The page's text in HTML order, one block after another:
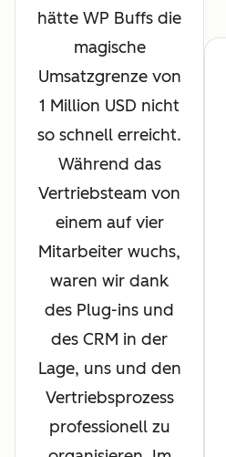
hätte WP Buffs die
magische
Umsatzgrenze von
1 Million USD nicht
so schnell erreicht.
Während das
Vertriebsteam von
einem auf vier
Mitarbeiter wuchs,
waren wir dank
des Plug-ins und
des CRM in der
Lage, uns und den
Vertriebsprozess
professionell zu